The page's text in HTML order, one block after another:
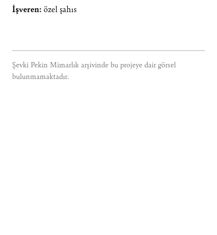
Yayınlar
İşveren: özel şahıs
Şevki Pekin Mimarlık arşivinde bu projeye dair görsel
bulunmamaktadır.